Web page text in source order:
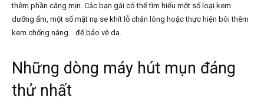
thêm phần căng mịn. Các bạn gái có thể tìm hiểu một số loại kem
dưỡng ẩm, một số mặt nạ se khít lỗ chân lông hoặc thực hiện bôi thêm
kem chống nắng… để bảo vệ da.
Những dòng máy hút mụn đáng
thử nhất